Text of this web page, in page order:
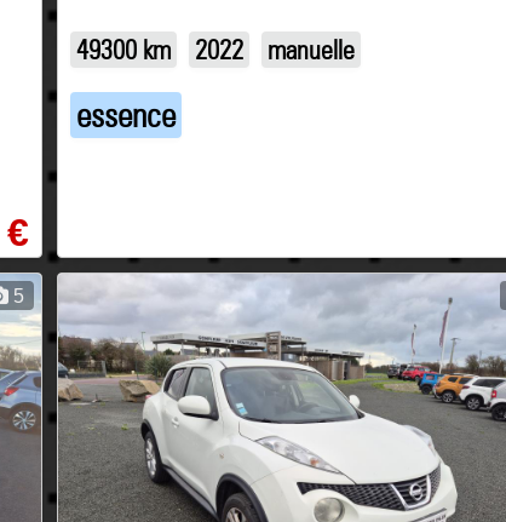
€
49300 km 2022 manuelle
essence
5